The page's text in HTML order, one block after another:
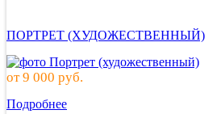
ПОРТРЕТ (ХУДОЖЕСТВЕННЫЙ)
от9 000 руб.
Подробнее